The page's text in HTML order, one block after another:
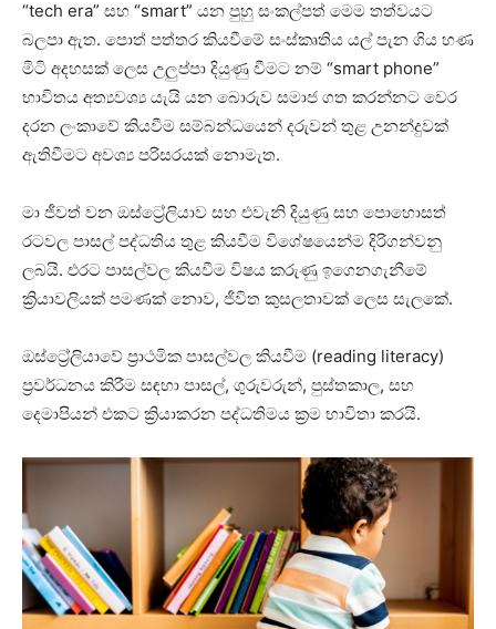
“tech era” සහ “smart” යන පුහු සංකල්පත් මෙම තත්වයට
බලපා ඇත. පොත් පත්තර කියවීමේ සංස්කෘතිය යල් පැන ගිය හණ
මිටි අදහසක් ලෙස උලුප්පා දියුණු වීමට නම් “smart phone”
භාවිතය අත්‍යවශ්‍ය යැයි යන බොරුව සමාජ ගත කරන්නට වෙර
දරන ලංකාවේ කියවීම සම්බන්ධයෙන් දරුවන් තුළ උනන්දුවක්
ඇතිවීමට අවශ්‍ය පරිසරයක් නොමැත.
මා ජීවත් වන ඔස්ට්‍රේලියාව සහ එවැනි දියුණු සහ පොහොසත්
රටවල පාසල් පද්ධතිය තුළ කියවීම විශේෂයෙන්ම දිරිගන්වනු
ලබයි. එරට පාසල්වල කියවීම විෂය කරුණු ඉගෙනගැනීමේ
ක්‍රියාවලියක් පමණක් නොව, ජීවිත කුසලතාවක් ලෙස සැලකේ.
ඔස්ට්‍රේලියාවේ ප්‍රාථමික පාසල්වල කියවීම (reading literacy)
ප්‍රවර්ධනය කිරීම සඳහා පාසල්, ගුරුවරුන්, පුස්තකාල, සහ
දෙමාපියන් එකට ක්‍රියාකරන පද්ධතිමය ක්‍රම භාවිතා කරයි.